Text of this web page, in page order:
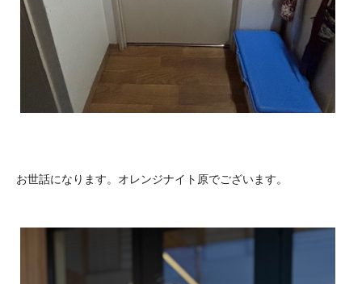
お世話になります。オレンジナイト原でございます。